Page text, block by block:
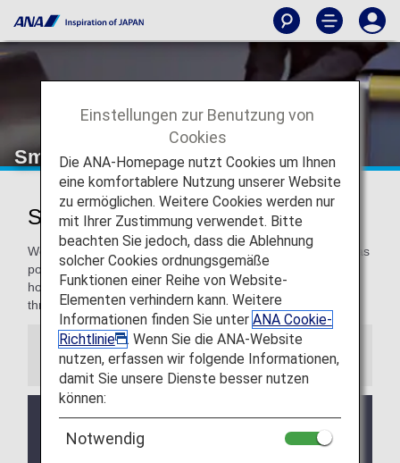
Smooth Flying
Smooth Flying for a Pleasant Flight
We are committed to making our travelers as comfortable as
possible, and even more for our Premium Members. We
hope you enjoy these special services to support you
throughout your travel.
Information
Due to a system issue, when booking ANA
Domestic Flight Awards on the ANA website, your
Einstellungen zur Benutzung von
Cookies
Die ANA-Homepage nutzt Cookies um Ihnen
eine komfortablere Nutzung unserer Website
zu ermöglichen. Weitere Cookies werden nur
mit Ihrer Zustimmung verwendet. Bitte
beachten Sie jedoch, dass die Ablehnung
solcher Cookies ordnungsgemäße
Funktionen einer Reihe von Website-
Elementen verhindern kann. Weitere
Informationen finden Sie unter ANA Cookie-
Richtlinie
. Wenn Sie die ANA-Website
nutzen, erfassen wir folgende Informationen,
damit Sie unsere Dienste besser nutzen
können:
Notwendig